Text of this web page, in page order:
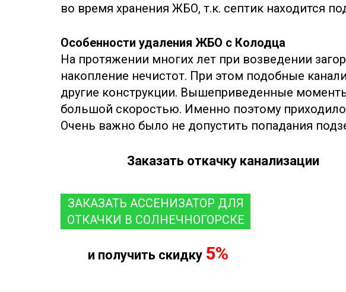
во время хранения ЖБО, т.к. септик находится
Особенности удаления ЖБО с Колодца
На протяжении многих лет при возведении
накопление нечистот. При этом подобные
другие конструкции. Вышеприведенные
большой скоростью. Именно поэтому
Очень важно было не допустить попадания
Заказать откачку канализации
ЗАКАЗАТЬ АССЕНИЗАТОР ДЛЯ
ОТКАЧКИ В СОЛНЕЧНОГОРСКЕ
и получить скидку 5%